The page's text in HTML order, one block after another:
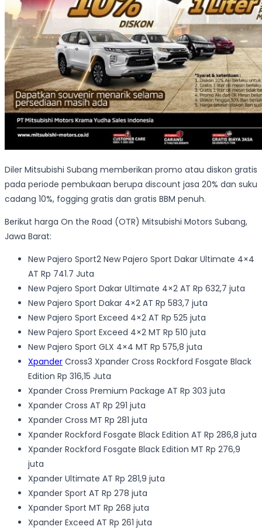
Diler Mitsubishi Subang memberikan promo atau diskon gratis
pada periode pembukaan berupa discount jasa 20% dan suku
cadang 10%, fogging gratis dan gratis BBM penuh.
Berikut harga On the Road (OTR) Mitsubishi Motors Subang,
Jawa Barat:
New Pajero Sport2 New Pajero Sport Dakar Ultimate 4×4
AT Rp 741.7 Juta
New Pajero Sport Dakar Ultimate 4×2 AT Rp 632,7 juta
New Pajero Sport Dakar 4×2 AT Rp 583,7 juta
New Pajero Sport Exceed 4×2 AT Rp 525 juta
New Pajero Sport Exceed 4×2 MT Rp 510 juta
New Pajero Sport GLX 4×4 MT Rp 575,8 juta
Xpander Cross3 Xpander Cross Rockford Fosgate Black
Edition Rp 316,15 Juta
Xpander Cross Premium Package AT Rp 303 juta
Xpander Cross AT Rp 291 juta
Xpander Cross MT Rp 281 juta
Xpander Rockford Fosgate Black Edition AT Rp 286,8 juta
Xpander Rockford Fosgate Black Edition MT Rp 276,9
juta
Xpander Ultimate AT Rp 281,9 juta
Xpander Sport AT Rp 278 juta
Xpander Sport MT Rp 268 juta
Xpander Exceed AT Rp 261 juta